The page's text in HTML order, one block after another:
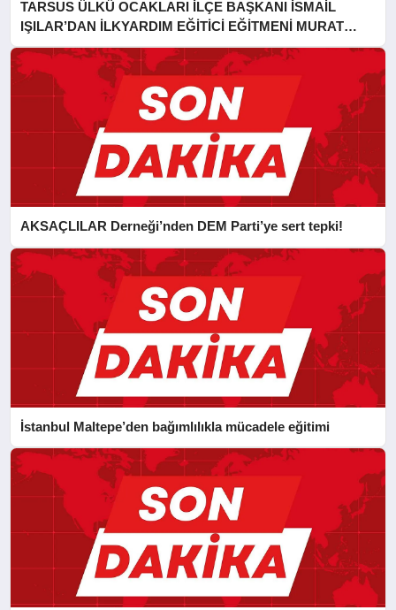
TARSUS ÜLKÜ OCAKLARI İLÇE BAŞKANI İSMAİL
IŞILAR’DAN İLKYARDIM EĞİTİCİ EĞİTMENİ MURAT
CAN FİDAN’A ZİYARET
AKSAÇLILAR Derneği’nden DEM Parti’ye sert tepki!
İstanbul Maltepe’den bağımlılıkla mücadele eğitimi